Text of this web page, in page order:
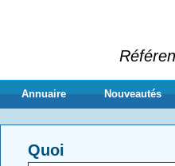
Annuaire Nouveautés
Quoi